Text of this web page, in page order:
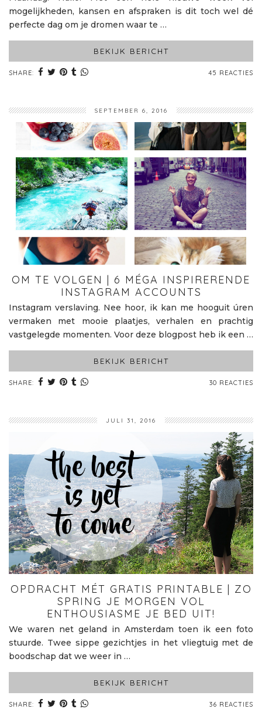
mogelijkheden, kansen en afspraken is dit toch wel dé
perfecte dag om je dromen waar te …
BEKIJK BERICHT
SHARE: 45 REACTIES
SEPTEMBER 6, 2016
OM TE VOLGEN | 6 MÉGA INSPIRERENDE
INSTAGRAM ACCOUNTS
Instagram verslaving. Nee hoor, ik kan me hooguit úren
vermaken met mooie plaatjes, verhalen en prachtig
vastgelegde momenten. Voor deze blogpost heb ik een …
BEKIJK BERICHT
SHARE: 30 REACTIES
JULI 31, 2016
OPDRACHT MÉT GRATIS PRINTABLE | ZO
SPRING JE MORGEN VOL
ENTHOUSIASME JE BED UIT!
We waren net geland in Amsterdam toen ik een foto
stuurde. Twee sippe gezichtjes in het vliegtuig met de
boodschap dat we weer in …
BEKIJK BERICHT
SHARE: 36 REACTIES